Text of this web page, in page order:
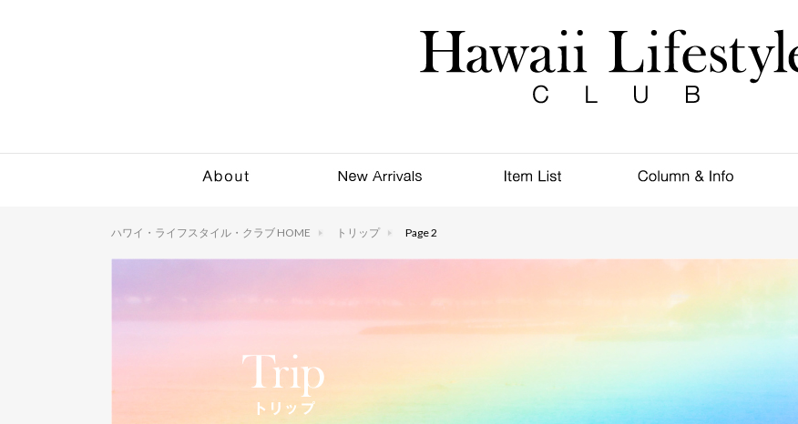
ハワイ・ライフスタイル・クラブ HOME トリップ Page 2